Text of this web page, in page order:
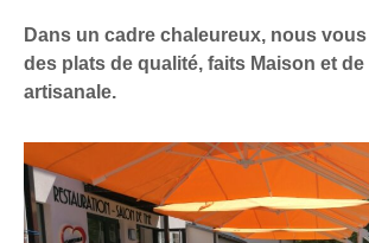
Dans un cadre chaleureux, nous
des plats de qualité, faits Maison et
artisanale.